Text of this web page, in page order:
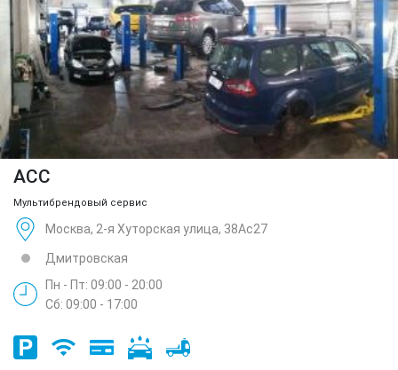
ACC
Мультибрендовый сервис
Москва, 2-я Хуторская улица, 38Ас27
Дмитровская
Пн - Пт: 09:00 - 20:00
Сб: 09:00 - 17:00